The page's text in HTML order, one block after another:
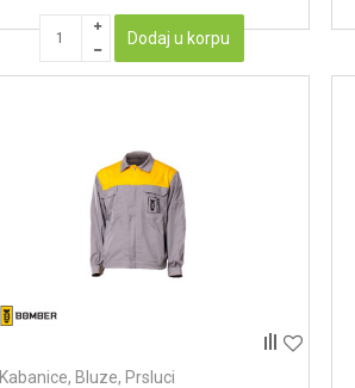
Dodaj u korpu
Kabanice, Bluze, Prsluci